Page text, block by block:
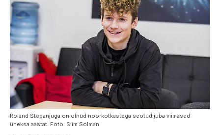
Roland Stepanjuga on olnud noorkotkastega seotud juba viimased
üheksa aastat. Foto: Siim Solman